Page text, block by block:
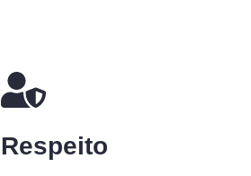
Respeito